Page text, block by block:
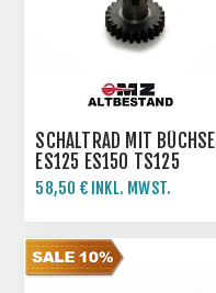
SCHALTRAD MIT BÜCHSE
ES125 ES150 TS125
TS150
58,50 € INKL. MWST.